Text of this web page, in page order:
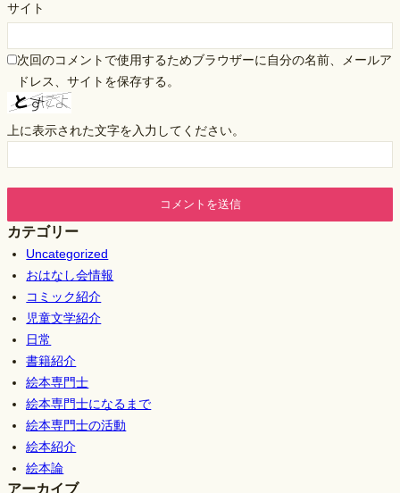
サイト
次回のコメントで使用するためブラウザーに自分の名前、メールア
ドレス、サイトを保存する。
上に表示された文字を入力してください。
カテゴリー
Uncategorized
おはなし会情報
コミック紹介
児童文学紹介
日常
書籍紹介
絵本専門士
絵本専門士になるまで
絵本専門士の活動
絵本紹介
絵本論
アーカイブ